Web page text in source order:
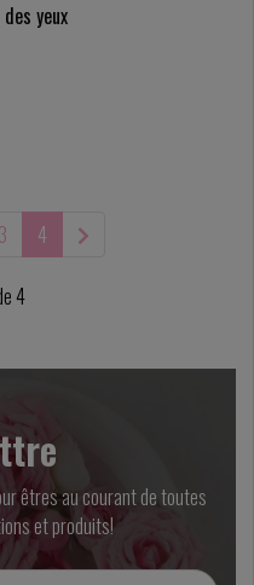
yeux
3 4
4
êtres au courant de toutes
et produits!